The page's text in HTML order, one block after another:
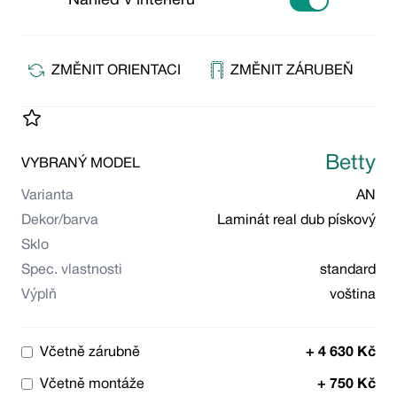
ZMĚNIT ORIENTACI ZMĚNIT ZÁRUBEŇ
VYBRANÝ MODEL Betty
Varianta
AN
Dekor/barva
Laminát real dub pískový
Sklo
Spec. vlastnosti
standard
Výplň
voština
Včetně zárubně + 4 630 Kč
Včetně montáže + 750 Kč